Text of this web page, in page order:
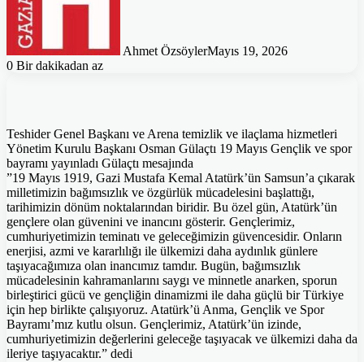
Ahmet ÖzsöylerMayıs 19, 2026
0 Bir dakikadan az
Teshider Genel Başkanı ve Arena temizlik ve ilaçlama hizmetleri
Yönetim Kurulu Başkanı Osman Gülaçtı 19 Mayıs Gençlik ve spor
bayramı yayınladı Gülaçtı mesajında
”19 Mayıs 1919, Gazi Mustafa Kemal Atatürk’ün Samsun’a çıkarak
milletimizin bağımsızlık ve özgürlük mücadelesini başlattığı,
tarihimizin dönüm noktalarından biridir. Bu özel gün, Atatürk’ün
gençlere olan güvenini ve inancını gösterir. Gençlerimiz,
cumhuriyetimizin teminatı ve geleceğimizin güvencesidir. Onların
enerjisi, azmi ve kararlılığı ile ülkemizi daha aydınlık günlere
taşıyacağımıza olan inancımız tamdır. Bugün, bağımsızlık
mücadelesinin kahramanlarını saygı ve minnetle anarken, sporun
birleştirici gücü ve gençliğin dinamizmi ile daha güçlü bir Türkiye
için hep birlikte çalışıyoruz. Atatürk’ü Anma, Gençlik ve Spor
Bayramı’mız kutlu olsun. Gençlerimiz, Atatürk’ün izinde,
cumhuriyetimizin değerlerini geleceğe taşıyacak ve ülkemizi daha da
ileriye taşıyacaktır.” dedi